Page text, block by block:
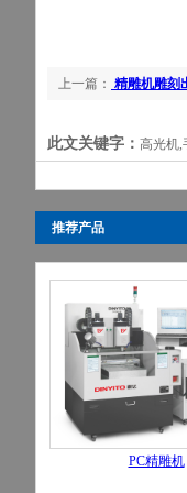
上一篇： 精雕机雕刻
此文关键字： 高光机,
推荐产品
PC精雕机